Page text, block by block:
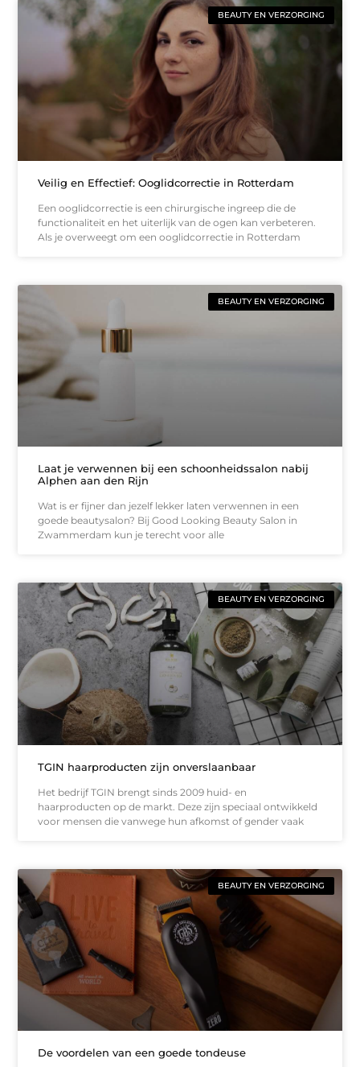
BEAUTY EN VERZORGING
Veilig en Effectief: Ooglidcorrectie in Rotterdam
Een ooglidcorrectie is een chirurgische ingreep die de
functionaliteit en het uiterlijk van de ogen kan verbeteren.
Als je overweegt om een ooglidcorrectie in Rotterdam
BEAUTY EN VERZORGING
Laat je verwennen bij een schoonheidssalon nabij
Alphen aan den Rijn
Wat is er fijner dan jezelf lekker laten verwennen in een
goede beautysalon? Bij Good Looking Beauty Salon in
Zwammerdam kun je terecht voor alle
BEAUTY EN VERZORGING
TGIN haarproducten zijn onverslaanbaar
Het bedrijf TGIN brengt sinds 2009 huid- en
haarproducten op de markt. Deze zijn speciaal ontwikkeld
voor mensen die vanwege hun afkomst of gender vaak
BEAUTY EN VERZORGING
De voordelen van een goede tondeuse